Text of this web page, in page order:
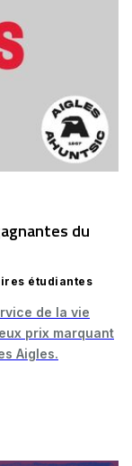
du
étudiantes
de la vie
prix marquant
Aigles.